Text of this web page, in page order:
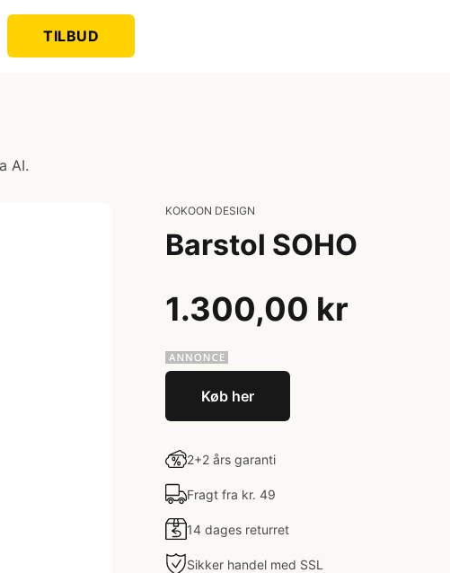
TILBUD
AI.
KOKOON DESIGN
Barstol SOHO
1.300,00 kr
Køb her
2+2 års garanti
Fragt fra kr. 49
14 dages returret
Sikker handel med SSL